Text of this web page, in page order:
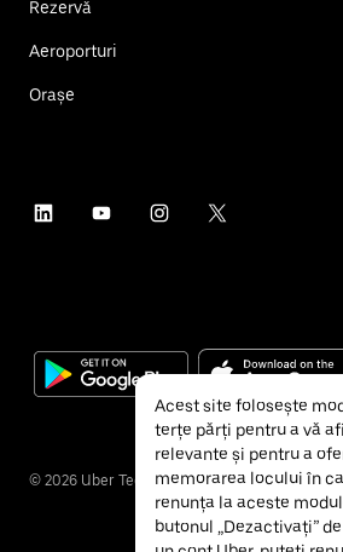
Rezervă
Aeroporturi
Orașe
© 2026 Uber Technologies Inc.
Acest site folosește
terțe părți pentru a vă
relevante și pentru a
memorarea locului în
renunța la aceste
butonul „Dezactivați”